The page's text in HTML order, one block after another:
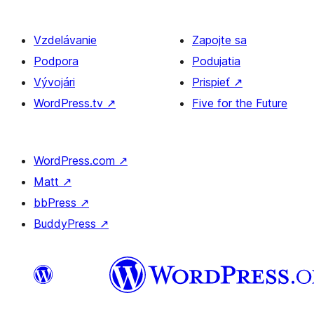
Vzdelávanie
Podpora
Vývojári
WordPress.tv ↗
Zapojte sa
Podujatia
Prispieť ↗
Five for the Future
WordPress.com ↗
Matt ↗
bbPress ↗
BuddyPress ↗